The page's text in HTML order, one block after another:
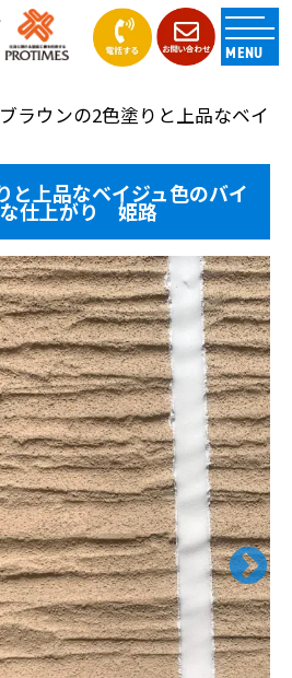
MENU
ブラウンの2色塗りと上品なベイ
と上品なベイジュ色のバイ
な仕上がり 姫路